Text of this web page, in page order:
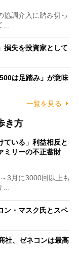
調介入に踏み切っ
…
損失を投資家として
は足踏み」が意味
一覧を見る
き方
ている」利益相反と
ミリーの不正蓄財
3月に3000回以上も
…
ン・マスク氏とスペ
社、ゼネコンは最高